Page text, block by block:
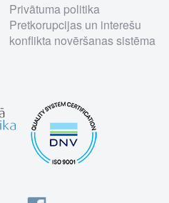
Privātuma politika
Pretkorupcijas un interešu
konflikta novēršanas sistēma